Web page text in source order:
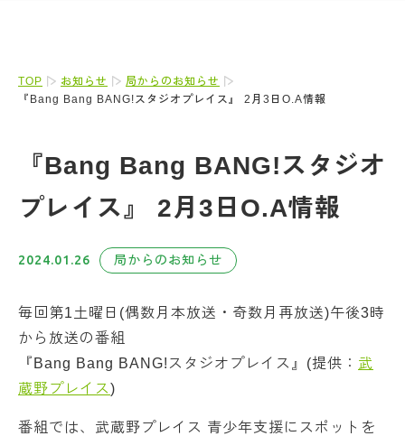
TOP お知らせ
局からのお知らせ
『Bang Bang BANG!スタジオプレイス』 2月3日O.A情報
『Bang Bang BANG!スタジオ
プレイス』 2月3日O.A情報
2024.01.26 局からのお知らせ
毎回第1土曜日(偶数月本放送・奇数月再放送)午後3時
から放送の番組
『Bang Bang BANG!スタジオプレイス』(提供： 武
蔵野プレイス)
番組では、武蔵野プレイス 青少年支援にスポットを